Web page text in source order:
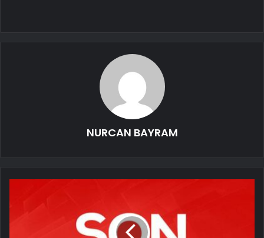
NURCAN BAYRAM